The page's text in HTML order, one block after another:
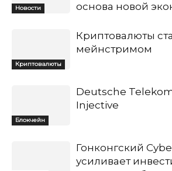
Новости
основа новой
Криптовалюты
Криптовалюты
мейнстримом
Блокчейн
Deutsche
Injective
Гонконгский
усиливает